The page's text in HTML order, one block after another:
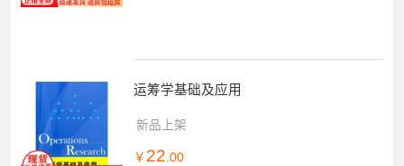
运筹学基础及应用
新品上架
￥ 22 .00